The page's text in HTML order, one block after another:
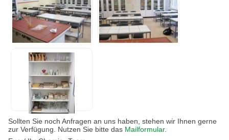
Sollten Sie noch Anfragen an uns haben, stehen wir Ihnen gerne
zur Verfügung. Nutzen Sie bitte das Mailformular.